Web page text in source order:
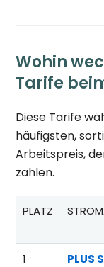
Wohin
Tarife
Diese Tarife
häufigsten,
Arbeitspreis,
zahlen.
Beliebteste
PLATZ
1 PLUS